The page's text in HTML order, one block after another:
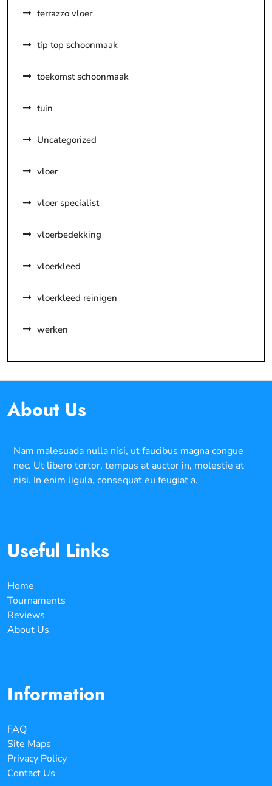
terrazzo vloer
tip top schoonmaak
toekomst schoonmaak
tuin
Uncategorized
vloer
vloer specialist
vloerbedekking
vloerkleed
vloerkleed reinigen
werken
About Us
Nam malesuada nulla nisi, ut faucibus magna congue
nec. Ut libero tortor, tempus at auctor in, molestie at
nisi. In enim ligula, consequat eu feugiat a.
Useful Links
Home
Tournaments
Reviews
About Us
Information
FAQ
Site Maps
Privacy Policy
Contact Us